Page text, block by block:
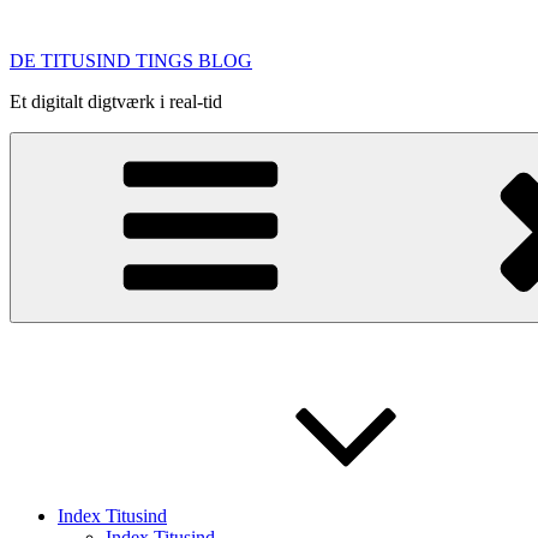
indhold
DE TITUSIND TINGS BLOG
Et digitalt digtværk i real-tid
Index Titusind